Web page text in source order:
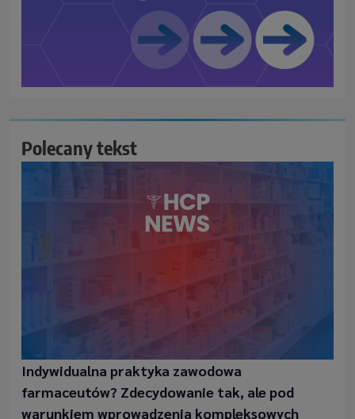
Polecany tekst
Indywidualna praktyka zawodowa
farmaceutów? Zdecydowanie tak, ale pod
warunkiem wprowadzenia kompleksowych